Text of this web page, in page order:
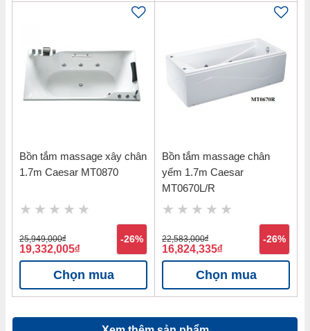
Bồn tắm massage xây chân
1.7m Caesar MT0870
25,949,000đ
19,332,005đ
-26%
Chọn mua
Bồn tắm massage chân
yếm 1.7m Caesar
MT0670L/R
22,583,000đ
16,824,335đ
-26%
Chọn mua